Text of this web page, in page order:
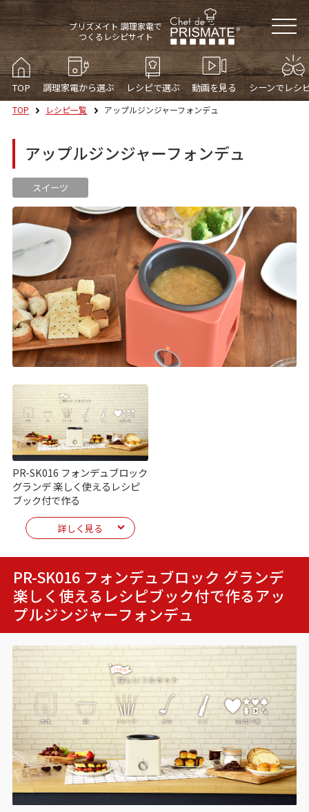
プリズメイト 調理家電で
つくるレシピサイト
TOP 調理家電から選ぶ レシピで選ぶ シーンでレシ
動画を見る
TOP レシピ一覧 アップルジンジャーフォンデュ
アップルジンジャーフォンデュ
スイーツ
PR-SK016 フォンデュブロック
グランデ 楽しく使えるレシピ
ブック付で作る
詳しく見る
PR-SK016 フォンデュブロック グランデ
楽しく使えるレシピブック付で作るアッ
プルジンジャーフォンデュ